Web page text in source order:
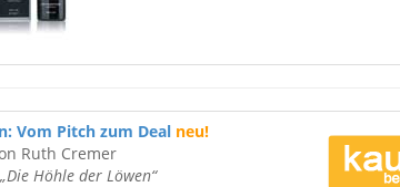
Vom Pitch zum Deal neu!
Ruth Cremer
Höhle der Löwen“